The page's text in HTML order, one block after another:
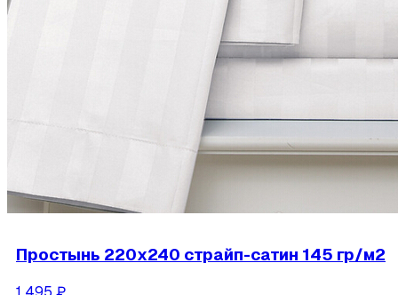
Простынь 220х240 страйп-сатин 145 гр/м2